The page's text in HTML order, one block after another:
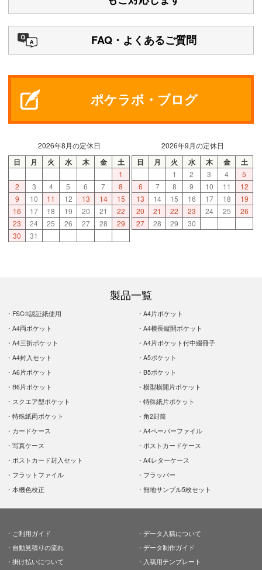
FAQ・よくあるご質問
ポケラボ・ブログ
2026年8月の定休日
日 月 火 水 木 金 土
1
2
3 4 5 6 7
8
9
10 11 12 13 14
15
16
17 18 19 20 21
22
23
24 25 26 27 28
29
30
31
2026年9月の定休日
日 月 火 水 木 金 土
1 2 3 4
5
6
7 8 9 10 11
12
13
14 15 16 17 18
19
20
21 22 23 24 25
26
27
28 29 30
製品一覧
FSC®認証紙使用
A4片ポケット
A4両ポケット
A4横長縦開ポケット
A4三折ポケット
A4片ポケット付中綴冊子
A4封入セット
A5ポケット
A6片ポケット
B5ポケット
B6片ポケット
横型横開片ポケット
スクエア型ポケット
特殊紙片ポケット
特殊紙両ポケット
角2封筒
カードケース
A4ペーパーファイル
写真ケース
ポストカードケース
ポストカード封入セット
A4レターケース
フラットファイル
フラッパー
本機色校正
無地サンプル5枚セット
ご利用ガイド
自動見積りの流れ
掛け払いについて
データ入稿について
データ制作ガイド
入稿用テンプレート